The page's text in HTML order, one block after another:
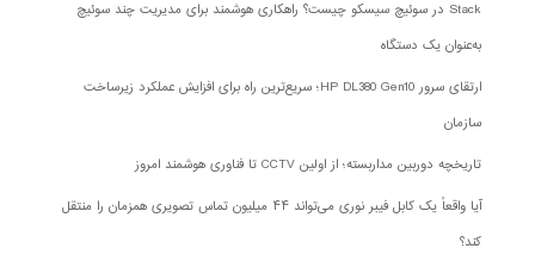
Stack در سوئیچ سیسکو چیست؟ راهکاری هوشمند برای مدیریت چند سوئیچ
به‌عنوان یک دستگاه
ارتقای سرور HP DL380 Gen10؛ سریع‌ترین راه برای افزایش عملکرد زیرساخت
سازمان
تاریخچه دوربین مداربسته؛ از اولین CCTV تا فناوری هوشمند امروز
آیا واقعاً یک کابل فیبر نوری می‌تواند ۴۴ میلیون تماس تصویری همزمان را منتقل
کند؟